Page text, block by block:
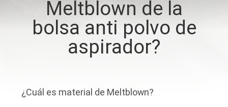
CONTROL
ÉNTRENOS
Meltblown de la
bolsa anti polvo de
aspirador?
¿Cuál es material de Meltblown?